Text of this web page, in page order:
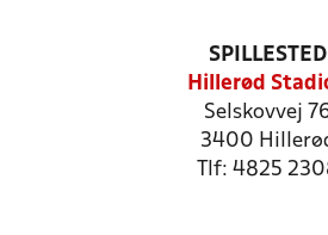
SPILLESTED
Hillerød
Selskovvej
3400
Tlf: 4825